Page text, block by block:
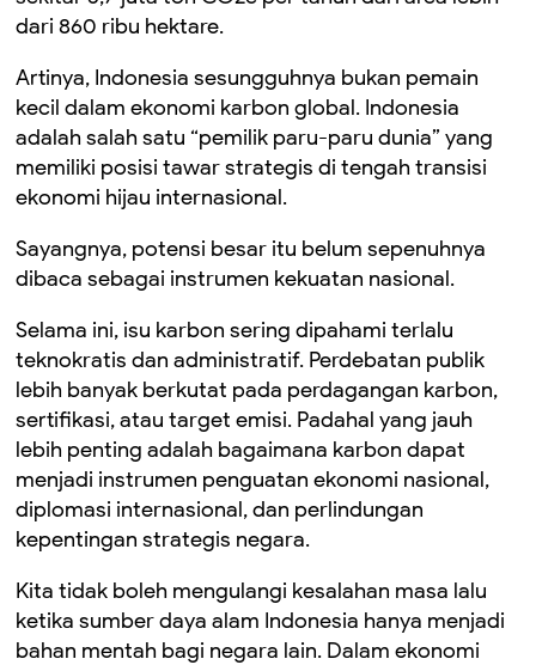
dari 860 ribu hektare.
Artinya, Indonesia sesungguhnya bukan pemain
kecil dalam ekonomi karbon global. Indonesia
adalah salah satu “pemilik paru-paru dunia” yang
memiliki posisi tawar strategis di tengah transisi
ekonomi hijau internasional.
Sayangnya, potensi besar itu belum sepenuhnya
dibaca sebagai instrumen kekuatan nasional.
Selama ini, isu karbon sering dipahami terlalu
teknokratis dan administratif. Perdebatan publik
lebih banyak berkutat pada perdagangan karbon,
sertifikasi, atau target emisi. Padahal yang jauh
lebih penting adalah bagaimana karbon dapat
menjadi instrumen penguatan ekonomi nasional,
diplomasi internasional, dan perlindungan
kepentingan strategis negara.
Kita tidak boleh mengulangi kesalahan masa lalu
ketika sumber daya alam Indonesia hanya menjadi
bahan mentah bagi negara lain. Dalam ekonomi